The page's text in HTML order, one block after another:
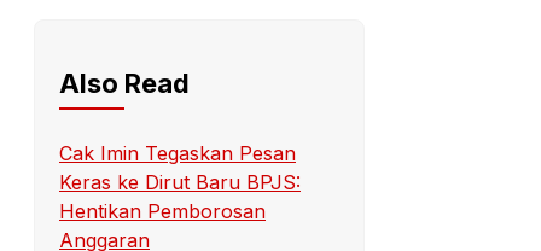
Also Read
Cak Imin Tegaskan Pesan
Keras ke Dirut Baru BPJS:
Hentikan Pemborosan
Anggaran